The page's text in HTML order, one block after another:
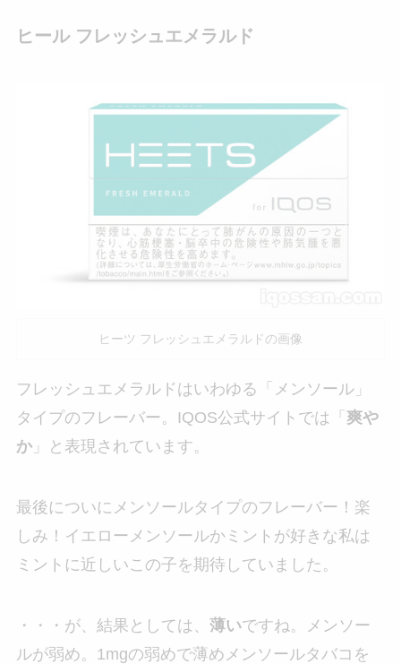
ヒール フレッシュエメラルド
ヒーツ フレッシュエメラルドの画像
フレッシュエメラルドはいわゆる「メンソール」
タイプのフレーバー。IQOS公式サイトでは「 爽や
か」と表現されています。
最後についにメンソールタイプのフレーバー！楽
しみ！イエローメンソールかミントが好きな私は
ミントに近しいこの子を期待していました。
・・・が、結果としては、 薄いですね。メンソー
ルが弱め。1mgの弱めで薄めメンソールタバコを